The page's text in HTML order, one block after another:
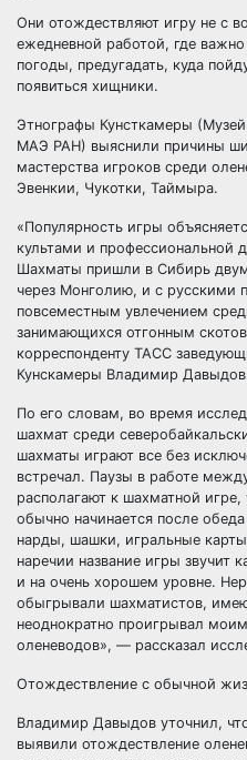
Они отождествляют игру не с
ежедневной работой, где
погоды, предугадать, куда
появиться хищники.
Этнографы Кунсткамеры
МАЭ РАН) выяснили причины
мастерства игроков среди
Эвенкии, Чукотки, Таймыра.
«Популярность игры
культами и профессиональной
Шахматы пришли в Сибирь
через Монголию, и с русскими
повсеместным увлечением
занимающихся отгонным
корреспонденту ТАСС
Кунскамеры Владимир
По его словам, во время
шахмат среди
шахматы играют все без
встречал. Паузы в работе
располагают к шахматной
обычно начинается после
нарды, шашки, игральные
наречии название игры звучит
и на очень хорошем уровне.
обыгрывали шахматистов,
неоднократно проигрывал
оленеводов», — рассказал
Отождествление с обычной
Владимир Давыдов уточнил,
выявили отождествление